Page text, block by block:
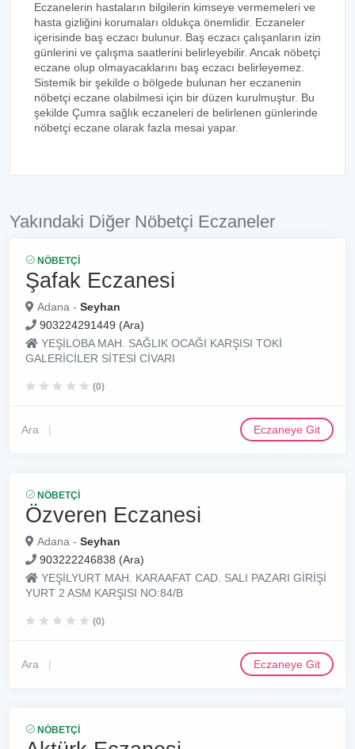
Eczanelerin hastaların bilgilerin kimseye vermemeleri ve
hasta gizliğini korumaları oldukça önemlidir. Eczaneler
içerisinde baş eczacı bulunur. Baş eczacı çalışanların izin
günlerini ve çalışma saatlerini belirleyebilir. Ancak nöbetçi
eczane olup olmayacaklarını baş eczacı belirleyemez.
Sistemik bir şekilde o bölgede bulunan her eczanenin
nöbetçi eczane olabilmesi için bir düzen kurulmuştur. Bu
şekilde Çumra sağlık eczaneleri de belirlenen günlerinde
nöbetçi eczane olarak fazla mesai yapar.
Yakındaki Diğer Nöbetçi Eczaneler
NÖBETÇI
Şafak Eczanesi
Adana - Seyhan
903224291449 (Ara)
YEŞİLOBA MAH. SAĞLIK OCAĞI KARŞISI TOKİ
GALERİCİLER SİTESİ CİVARI
(0)
Ara Eczaneye Git
NÖBETÇI
Özveren Eczanesi
Adana - Seyhan
903222246838 (Ara)
YEŞİLYURT MAH. KARAAFAT CAD. SALI PAZARI GİRİŞİ
YURT 2 ASM KARŞISI NO:84/B
(0)
Ara Eczaneye Git
NÖBETÇI